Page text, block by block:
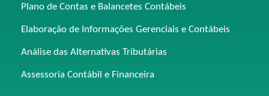
Plano de Contas e Balancetes Contábeis
Elaboração de Informações Gerenciais e Contábeis
Análise das Alternativas Tributárias
Assessoria Contábil e Financeira